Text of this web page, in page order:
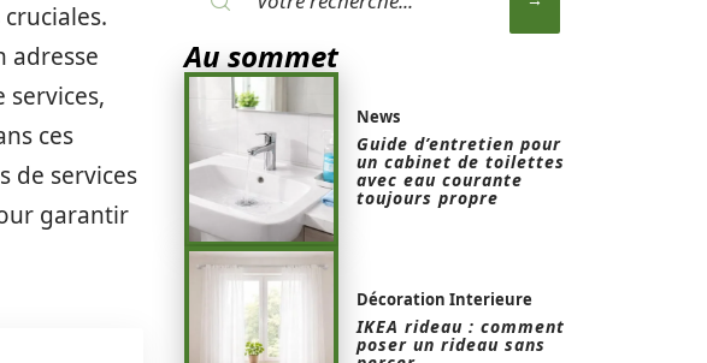
adresse
ces
de services
garantir
Au sommet
News
Guide d’entretien pour
un cabinet de toilettes
avec eau courante
toujours propre
Décoration Interieure
IKEA rideau : comment
poser un rideau sans